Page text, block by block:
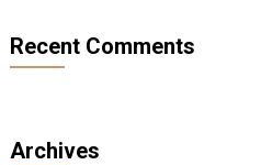
Recent Comments
Archives